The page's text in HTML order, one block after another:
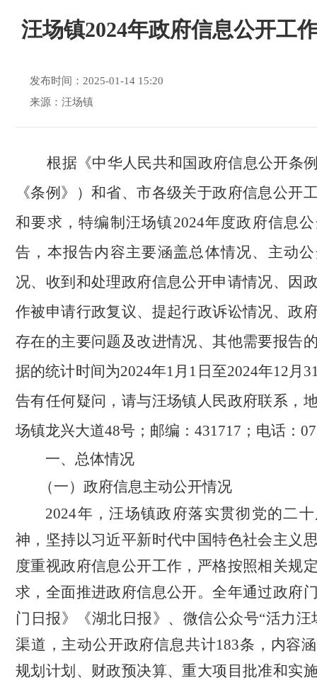
汪场镇2024年政府信息公开工
发布时间：2025-01-14 15:20
来源：汪场镇
根据《中华人民共和国政府信息公开条
《条例》）和省、市各级关于政府信息公开
和要求，特编制汪场镇2024年度政府信息
告，本报告内容主要涵盖总体情况、主动
况、收到和处理政府信息公开申请情况、因
作被申请行政复议、提起行政诉讼情况、政
存在的主要问题及改进情况、其他需要报告
据的统计时间为2024年1月1日至2024年12月
告有任何疑问，请与汪场镇人民政府联系，
场镇龙兴大道48号；邮编：431717；电话：
一、总体情况
（一）政府信息主动公开情况
2024年，汪场镇政府落实贯彻党的二
神，坚持以习近平新时代中国特色社会主义
度重视政府信息公开工作，严格按照相关规
求，全面推进政府信息公开。全年通过政府
门日报》《湖北日报》、微信公众号“活力汪
渠道，主动公开政府信息共计183条，内容
规划计划、财政预决算、重大项目批准和实